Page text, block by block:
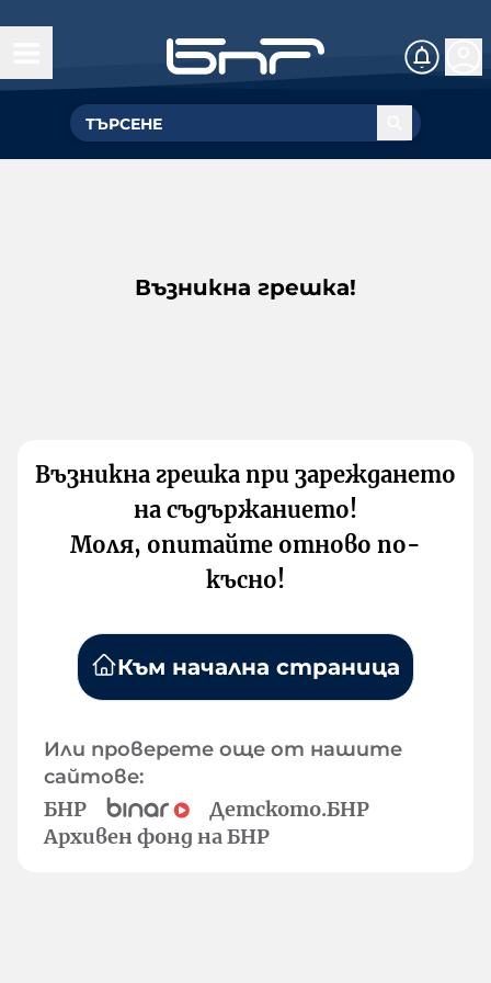
Възникна грешка!
Възникна грешка при зареждането
на съдържанието!
Моля, опитайте отново по-
късно!
Към начална страница
Или проверете още от нашите
сайтове:
БНР
Детското.БНР
Архивен фонд на БНР